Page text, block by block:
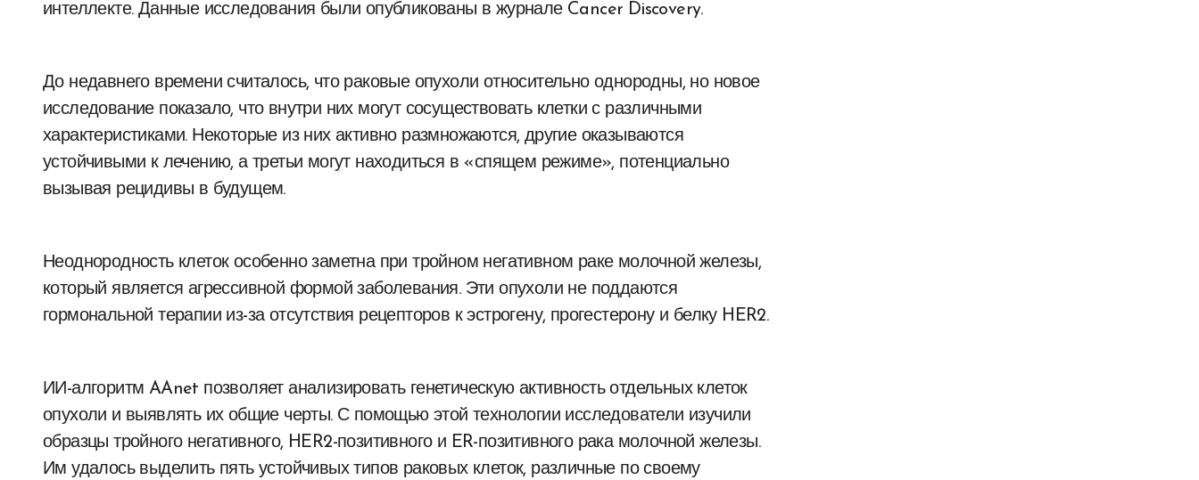
интеллекте. Данные исследования были опубликованы в журнале Cancer Discovery.
До недавнего времени считалось, что раковые опухоли относительно однородны, но новое
исследование показало, что внутри них могут сосуществовать клетки с различными
характеристиками. Некоторые из них активно размножаются, другие оказываются
устойчивыми к лечению, а третьи могут находиться в «спящем режиме», потенциально
вызывая рецидивы в будущем.
Неоднородность клеток особенно заметна при тройном негативном раке молочной железы,
который является агрессивной формой заболевания. Эти опухоли не поддаются
гормональной терапии из-за отсутствия рецепторов к эстрогену, прогестерону и белку HER2.
ИИ-алгоритм AAnet позволяет анализировать генетическую активность отдельных клеток
опухоли и выявлять их общие черты. С помощью этой технологии исследователи изучили
образцы тройного негативного, HER2-позитивного и ER-позитивного рака молочной железы.
Им удалось выделить пять устойчивых типов раковых клеток, различные по своему